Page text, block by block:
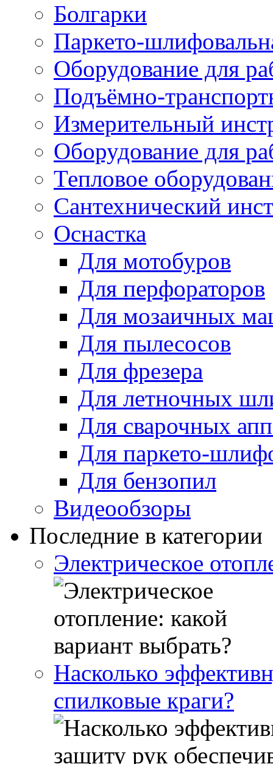
Болгарки
Паркето-
Оборудование для
Подъёмно-
Измерительный
Оборудование для
Тепловое
Сантехнический
Оснастка
Для мотобуров
Для перфораторов
Для мозаичных
Для пылесосов
Для фрезера
Для летночных
Для сварочных
Для паркето-
Для бензопил
Видеообзоры
Последние в категории
Электрическое
Насколько
спилковые краги?